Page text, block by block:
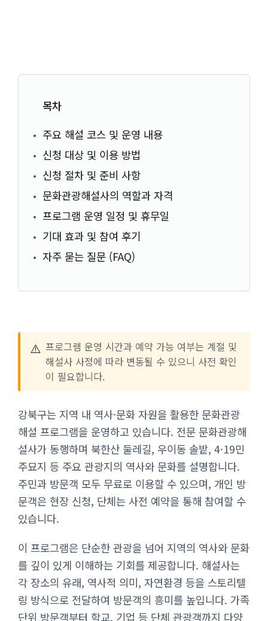
목차
주요 해설 코스 및 운영 내용
신청 대상 및 이용 방법
신청 절차 및 준비 사항
문화관광해설사의 역할과 자격
프로그램 운영 일정 및 휴무일
기대 효과 및 참여 후기
자주 묻는 질문 (FAQ)
⚠️ 프로그램 운영 시간과 예약 가능 여부는 계절 및
해설사 사정에 따라 변동될 수 있으니 사전 확인
이 필요합니다.
강북구는 지역 내 역사·문화 자원을 활용한 문화관광
해설 프로그램을 운영하고 있습니다. 전문 문화관광해
설사가 동행하며 북한산 둘레길, 우이동 솔밭, 4·19민
주묘지 등 주요 관광지의 역사와 문화를 설명합니다.
주민과 방문객 모두 무료로 이용할 수 있으며, 개인 방
문객은 현장 신청, 단체는 사전 예약을 통해 참여할 수
있습니다.
이 프로그램은 단순한 관광을 넘어 지역의 역사와 문화
를 깊이 있게 이해하는 기회를 제공합니다. 해설사는
각 장소의 유래, 역사적 의미, 자연환경 등을 스토리텔
링 방식으로 전달하여 방문객의 흥미를 높입니다. 가족
단위 방문객부터 학교, 기업 등 단체 관광객까지 다양